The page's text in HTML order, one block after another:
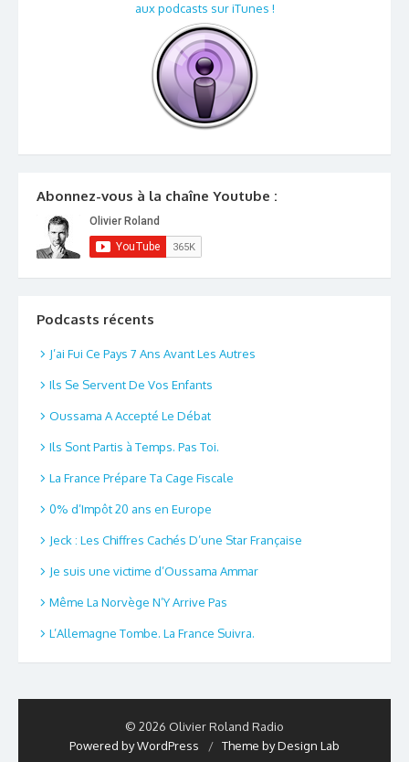
aux podcasts sur iTunes !
Abonnez-vous à la chaîne Youtube :
Podcasts récents
J’ai Fui Ce Pays 7 Ans Avant Les Autres
Ils Se Servent De Vos Enfants
Oussama A Accepté Le Débat
Ils Sont Partis à Temps. Pas Toi.
La France Prépare Ta Cage Fiscale
0% d’Impôt 20 ans en Europe
Jeck : Les Chiffres Cachés D’une Star Française
Je suis une victime d’Oussama Ammar
Même La Norvège N’Y Arrive Pas
L’Allemagne Tombe. La France Suivra.
© 2026 Olivier Roland Radio
Powered by WordPress
/ Theme by Design Lab